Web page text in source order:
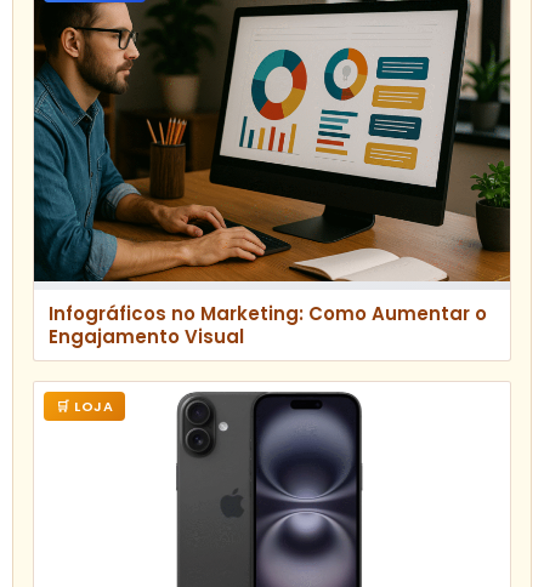
Infográficos no Marketing: Como Aumentar o
Engajamento Visual
🛒 LOJA